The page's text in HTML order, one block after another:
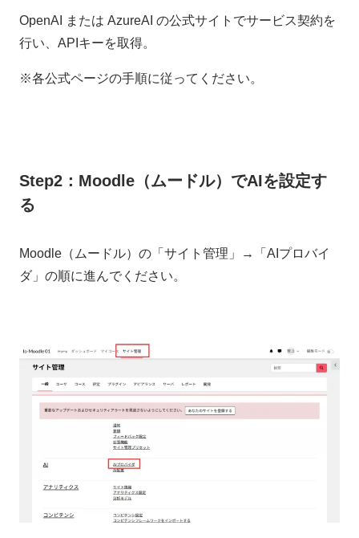
OpenAI または AzureAI の公式サイトでサービス契約を
行い、APIキーを取得。
※各公式ページの手順に従ってください。
Step2：Moodle（ムードル）でAIを設定す
る
Moodle（ムードル）の「サイト管理」→「AIプロバイ
ダ」の順に進んでください。